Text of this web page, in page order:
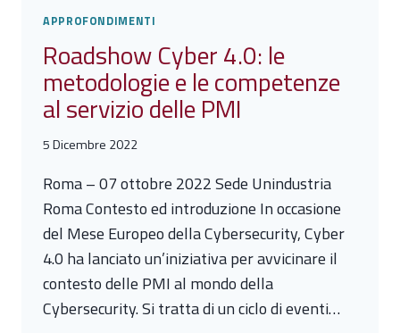
APPROFONDIMENTI
Roadshow Cyber 4.0: le
metodologie e le competenze
al servizio delle PMI
5 Dicembre 2022
Roma – 07 ottobre 2022 Sede Unindustria
Roma Contesto ed introduzione In occasione
del Mese Europeo della Cybersecurity, Cyber
4.0 ha lanciato un’iniziativa per avvicinare il
contesto delle PMI al mondo della
Cybersecurity. Si tratta di un ciclo di eventi…